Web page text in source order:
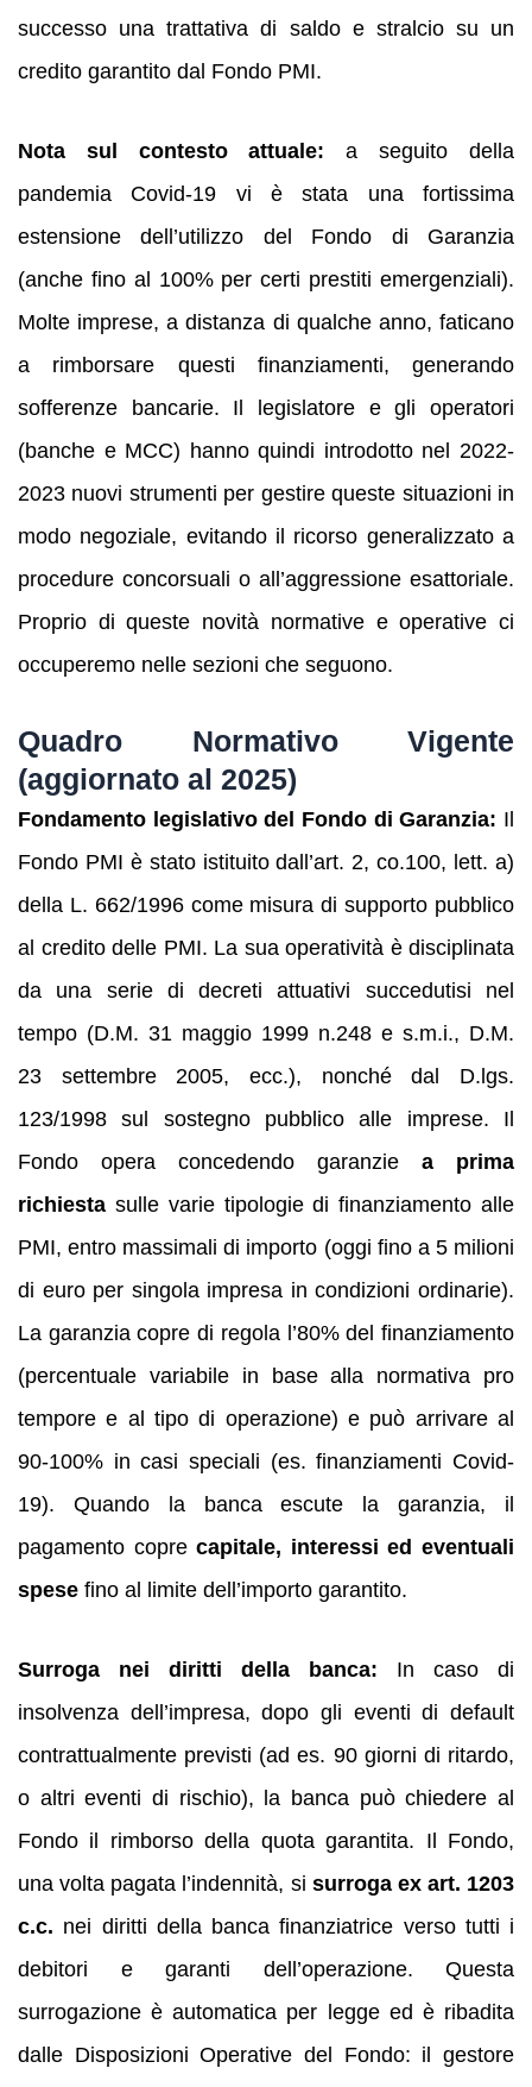
successo una trattativa di saldo e stralcio su un
credito garantito dal Fondo PMI.
Nota sul contesto attuale: a seguito della
pandemia Covid-19 vi è stata una fortissima
estensione dell’utilizzo del Fondo di Garanzia
(anche fino al 100% per certi prestiti emergenziali).
Molte imprese, a distanza di qualche anno, faticano
a rimborsare questi finanziamenti, generando
sofferenze bancarie. Il legislatore e gli operatori
(banche e MCC) hanno quindi introdotto nel 2022-
2023 nuovi strumenti per gestire queste situazioni in
modo negoziale, evitando il ricorso generalizzato a
procedure concorsuali o all’aggressione esattoriale.
Proprio di queste novità normative e operative ci
occuperemo nelle sezioni che seguono.
Quadro Normativo Vigente
(aggiornato al 2025)
Fondamento legislativo del Fondo di Garanzia: Il
Fondo PMI è stato istituito dall’art. 2, co.100, lett. a)
della L. 662/1996 come misura di supporto pubblico
al credito delle PMI. La sua operatività è disciplinata
da una serie di decreti attuativi succedutisi nel
tempo (D.M. 31 maggio 1999 n.248 e s.m.i., D.M.
23 settembre 2005, ecc.), nonché dal D.lgs.
123/1998 sul sostegno pubblico alle imprese. Il
Fondo opera concedendo garanzie a prima
richiesta sulle varie tipologie di finanziamento alle
PMI, entro massimali di importo (oggi fino a 5 milioni
di euro per singola impresa in condizioni ordinarie).
La garanzia copre di regola l’80% del finanziamento
(percentuale variabile in base alla normativa pro
tempore e al tipo di operazione) e può arrivare al
90-100% in casi speciali (es. finanziamenti Covid-
19). Quando la banca escute la garanzia, il
pagamento coprecapitale, interessi ed eventuali
spese fino al limite dell’importo garantito.
Surroga nei diritti della banca: In caso di
insolvenza dell’impresa, dopo gli eventi di default
contrattualmente previsti (ad es. 90 giorni di ritardo,
o altri eventi di rischio), la banca può chiedere al
Fondo il rimborso della quota garantita. Il Fondo,
una volta pagata l’indennità, si surroga ex art. 1203
c.c. nei diritti della banca finanziatrice verso tutti i
debitori e garanti dell’operazione. Questa
surrogazione è automatica per legge ed è ribadita
dalle Disposizioni Operative del Fondo: il gestore